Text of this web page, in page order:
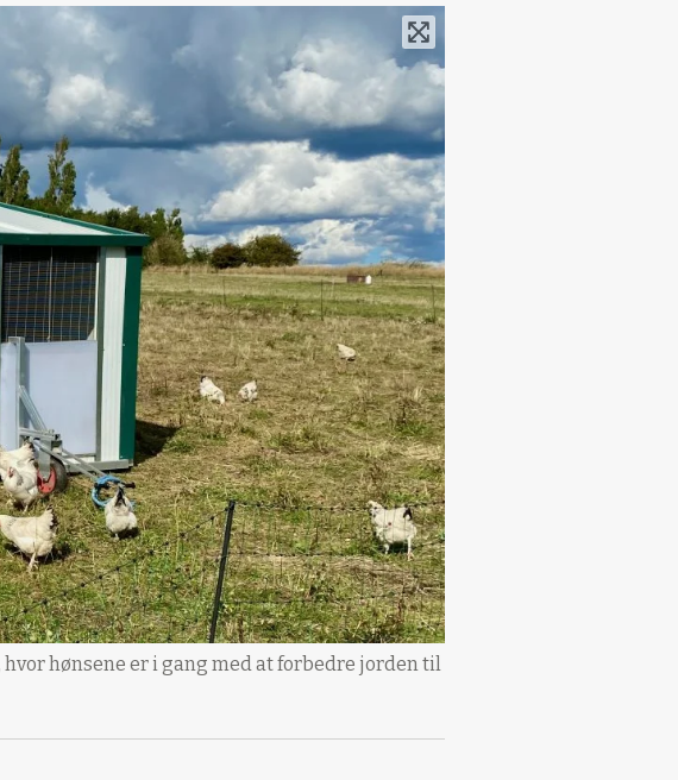
hønsene er i gang med at forbedre jorden til